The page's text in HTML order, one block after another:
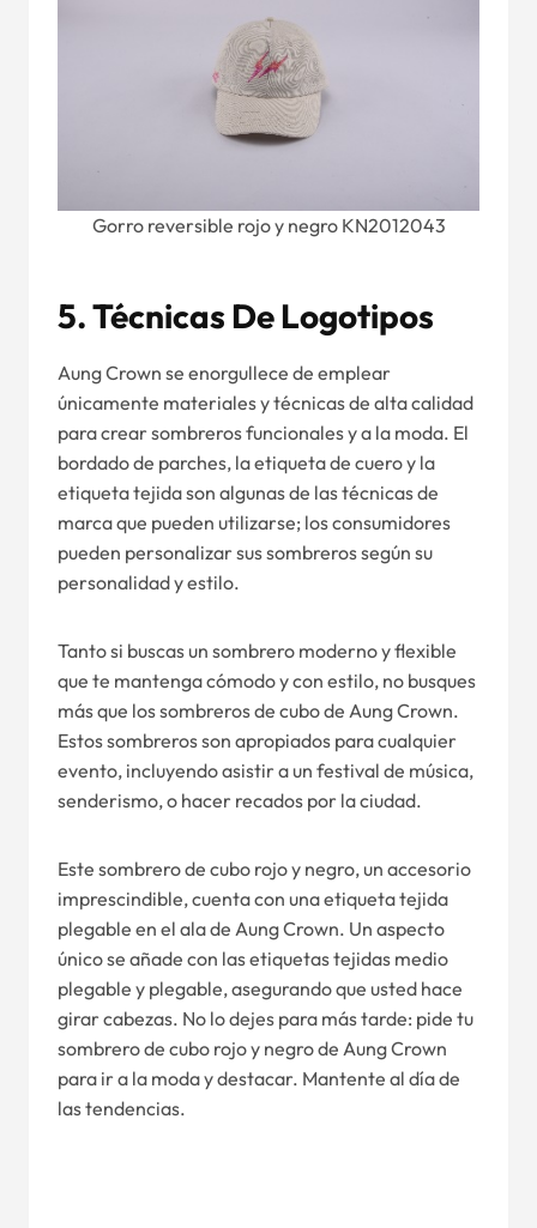
Gorro reversible rojo y negro KN2012043
5.Técnicas De Logotipos
Aung Crown se enorgullece de emplear
únicamente materiales y técnicas de alta calidad
para crear sombreros funcionales y a la moda. El
bordado de parches, la etiqueta de cuero y la
etiqueta tejida son algunas de las técnicas de
marca que pueden utilizarse; los consumidores
pueden personalizar sus sombreros según su
personalidad y estilo.
Tanto si buscas un sombrero moderno y flexible
que te mantenga cómodo y con estilo, no busques
más que los sombreros de cubo de Aung Crown.
Estos sombreros son apropiados para cualquier
evento, incluyendo asistir a un festival de música,
senderismo, o hacer recados por la ciudad.
Este sombrero de cubo rojo y negro, un accesorio
imprescindible, cuenta con una etiqueta tejida
plegable en el ala de Aung Crown. Un aspecto
único se añade con las etiquetas tejidas medio
plegable y plegable, asegurando que usted hace
girar cabezas. No lo dejes para más tarde: pide tu
sombrero de cubo rojo y negro de Aung Crown
para ir a la moda y destacar. Mantente al día de
las tendencias.